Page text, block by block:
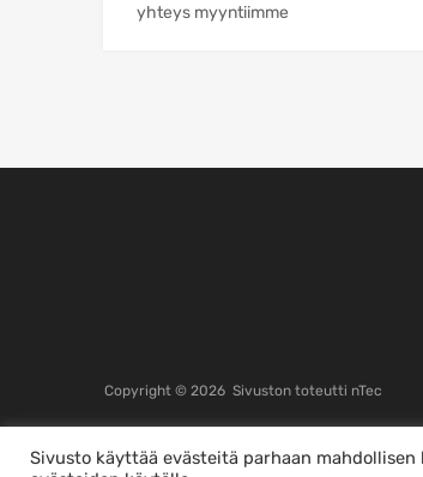
yhteys myyntiimme
Copyright © 2026 Sivuston toteutti nTec
Sivusto käyttää evästeitä parhaan
This is a demo store for testing purposes — no orders